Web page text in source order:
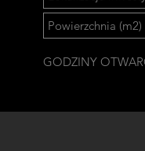
GODZINY